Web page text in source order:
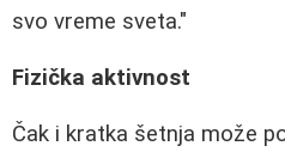
svo vreme sveta."
Fizička aktivnost
Čak i kratka šetnja može